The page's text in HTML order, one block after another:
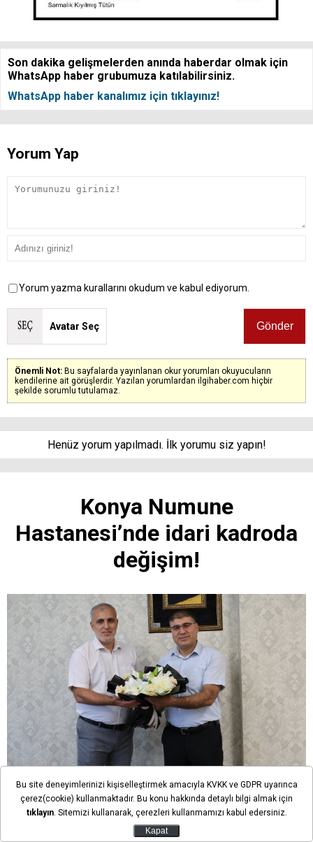
Son dakika gelişmelerden anında haberdar olmak için
WhatsApp haber grubumuza katılabilirsiniz.
WhatsApp haber kanalımız için tıklayınız!
Yorum Yap
Yorum yazma kurallarını okudum ve kabul ediyorum.
Avatar Seç
Önemli Not: Bu sayfalarda yayınlanan okur yorumları okuyucuların
kendilerine ait görüşlerdir. Yazılan yorumlardan ilgihaber.com hiçbir
şekilde sorumlu tutulamaz.
Henüz yorum yapılmadı. İlk yorumu siz yapın!
Konya Numune
Hastanesi’nde idari kadroda
değişim!
Ekl. Tarihi: 05 Ağustos 2026 21:56
Bu site deneyimlerinizi kişiselleştirmek amacıyla KVKK ve GDPR uyarınca
çerez(cookie) kullanmaktadır. Bu konu hakkında detaylı bilgi almak için
tıklayın. Sitemizi kullanarak, çerezleri kullanmamızı kabul edersiniz.
Kapat